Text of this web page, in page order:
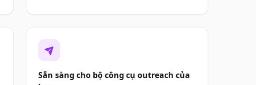
Sẵn sàng cho bộ công cụ outreach của